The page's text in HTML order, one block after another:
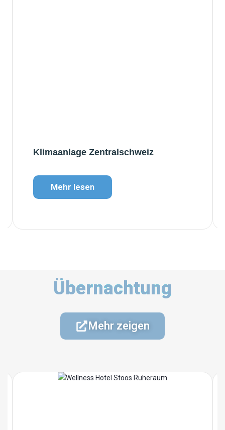
Klimaanlage Zentralschweiz
Mehr lesen
Übernachtung
Mehr zeigen